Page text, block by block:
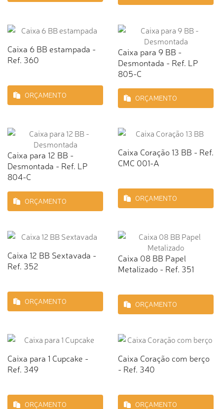
Caixa 6 BB estampada -
Ref. 360
ORÇAMENTO
Caixa para 9 BB -
Desmontada - Ref. LP
805-C
ORÇAMENTO
Caixa para 12 BB -
Desmontada - Ref. LP
804-C
ORÇAMENTO
Caixa Coração 13 BB - Ref.
CMC 001-A
ORÇAMENTO
Caixa 12 BB Sextavada -
Ref. 352
ORÇAMENTO
Caixa 08 BB Papel
Metalizado - Ref. 351
ORÇAMENTO
Caixa para 1 Cupcake -
Ref. 349
ORÇAMENTO
Caixa Coração com berço
- Ref. 340
ORÇAMENTO